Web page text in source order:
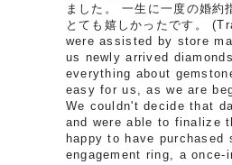
ました。 一生に一度の婚約
とても嬉しかったです。
were assisted by store
us newly arrived
everything about
easy for us, as we are
We couldn't decide that
and were able to finalize
happy to have purchased
engagement ring, a once-